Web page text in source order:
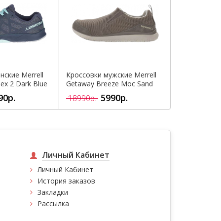
Merrell
2 Dark Blue
Кроссовки мужские Merrell
Getaway Breeze Moc Sand
18990р. 5990р.
Личный Кабинет
Личный Кабинет
История заказов
Закладки
Рассылка